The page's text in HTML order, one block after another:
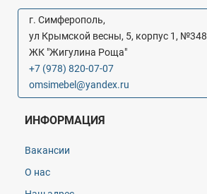
г. Симферополь,
ул Крымской весны, 5, корпус 1, №348
ЖК "Жигулина Роща"
+7 (978) 820-07-07
omsimebel@yandex.ru
ИНФОРМАЦИЯ
Вакансии
О нас